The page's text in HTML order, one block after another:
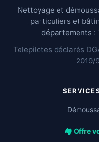
Nettoyage et
particuliers et
départements :
Telepilotes déclarés
2019/
🏘️ Offre